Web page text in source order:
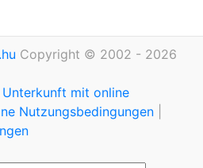
Copyright © 2002 - 2026
mit online
Nutzungsbedingungen